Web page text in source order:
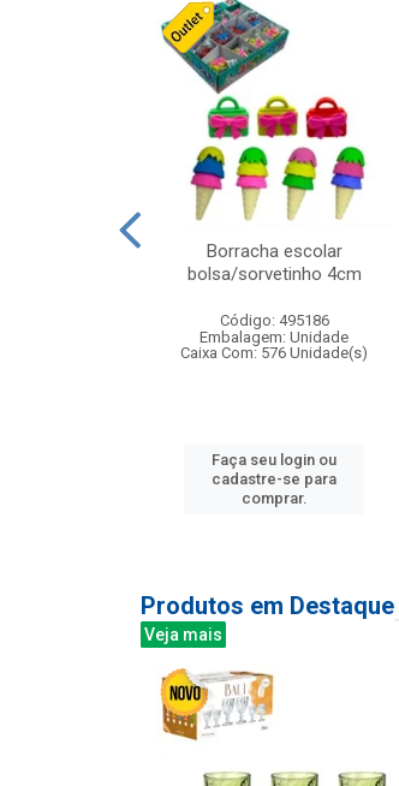
Borracha escolar
bolsa/sorvetinho 4cm
Código: 495186
Embalagem: Unidade
Caixa Com: 576 Unidade(s)
Faça seu login ou
cadastre-se para
comprar.
Produtos em Destaque
Veja mais